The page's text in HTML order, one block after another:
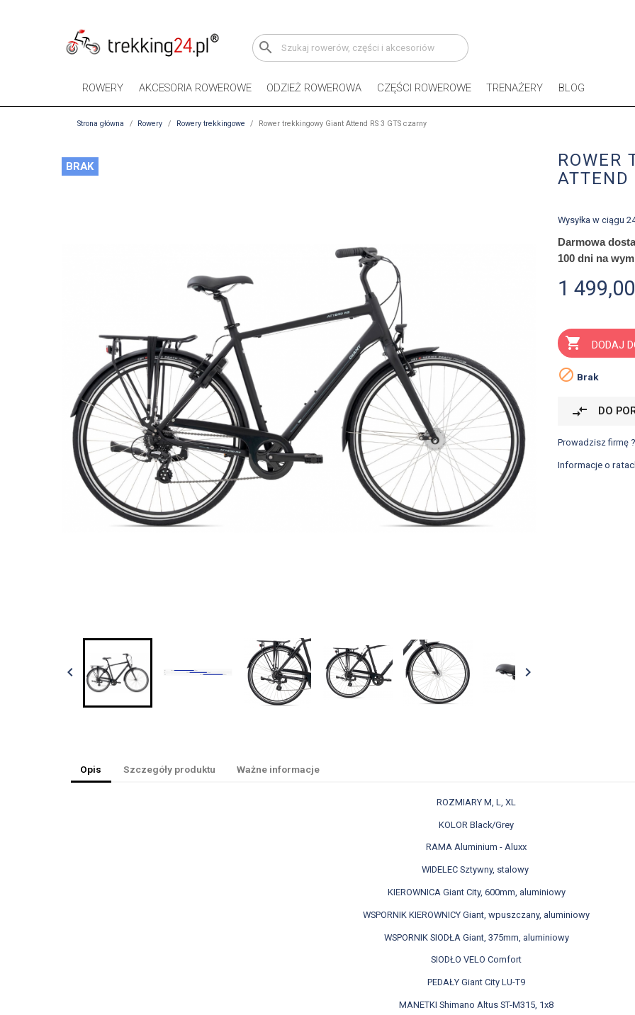
search
ROWERY AKCESORIA ROWEROWE ODZIEŻ ROWEROWA CZĘŚCI ROWEROWE TRENAŻERY BLOG
Strona główna Rowery Rowery trekkingowe Rower trekkingowy Giant Attend RS 3 GTS czarny
BRAK
 
ROWER
ATTEND
Wysyłka w ciągu
Darmowa
100 dni na
1
 DODAJ
 Brak
compare_arrows DO
Prowadzisz firmę
Informacje o
Opis Szczegóły produktu Ważne informacje
ROZMIARY M, L, XL
KOLOR Black/Grey
RAMA Aluminium - Aluxx
WIDELEC Sztywny, stalowy
KIEROWNICA Giant City, 600mm, aluminiowy
WSPORNIK KIEROWNICY Giant, wpuszczany, aluminiowy
WSPORNIK SIODŁA Giant, 375mm, aluminiowy
SIODŁO VELO Comfort
PEDAŁY Giant City LU-T9
MANETKI Shimano Altus ST-M315, 1x8